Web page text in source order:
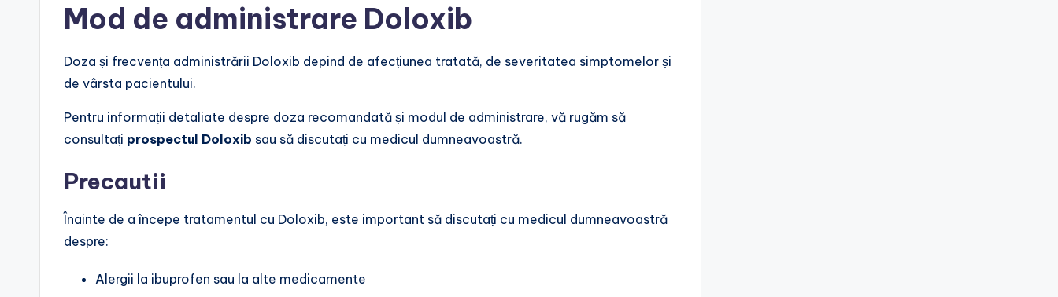
Mod de administrare Doloxib
Doza și frecvența administrării Doloxib depind de afecțiunea tratată, de severitatea simptomelor și
de vârsta pacientului.
Pentru informații detaliate despre doza recomandată și modul de administrare, vă rugăm să
consultați prospectul Doloxib sau să discutați cu medicul dumneavoastră.
Precautii
Înainte de a începe tratamentul cu Doloxib, este important să discutați cu medicul dumneavoastră
despre:
Alergii la ibuprofen sau la alte medicamente